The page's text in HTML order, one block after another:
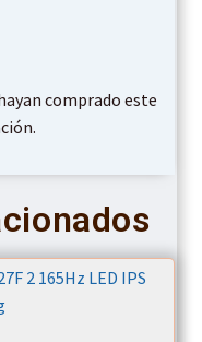
comprado este